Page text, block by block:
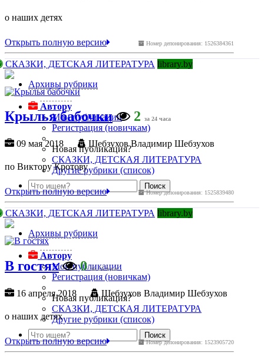
о наших детях
Номер депонирования: 1526384361
Открыть полную версию
СКАЗКИ, ДЕТСКАЯ ЛИТЕРАТУРА library.by
Архивы рубрики
Автору
Мои публикации
Регистрация (новичкам)
Новая публикация?
СКАЗКИ, ДЕТСКАЯ ЛИТЕРАТУРА
Другие рубрики (список)
Крылья бабочки 2 за 24 часа
09 мая 2018 Шебзухов Владимир Шебзухов
по Виктору Кротову
Номер депонирования: 1525839480
Открыть полную версию
СКАЗКИ, ДЕТСКАЯ ЛИТЕРАТУРА library.by
Архивы рубрики
Автору
Мои публикации
Регистрация (новичкам)
Новая публикация?
СКАЗКИ, ДЕТСКАЯ ЛИТЕРАТУРА
Другие рубрики (список)
В гостях 0 за 24 часа
16 апреля 2018 Шебзухов Владимир Шебзухов
о наших детях
Номер депонирования: 1523905720
Открыть полную версию